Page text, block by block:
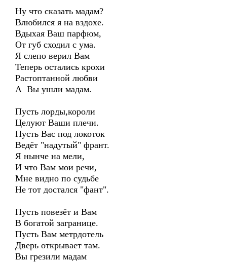
Ну что сказать мадам?
Влюбился я на вздохе.
Вдыхая Ваш парфюм,
От губ сходил с ума.
Я слепо верил Вам
Теперь остались крохи
Растоптанной любви
А Вы ушли мадам.
Пусть лорды,короли
Целуют Ваши плечи.
Пусть Вас под локоток
Ведёт "надутый" франт.
Я нынче на мели,
И что Вам мои речи,
Мне видно по судьбе
Не тот достался "фант".
Пусть повезёт и Вам
В богатой загранице.
Пусть Вам метрдотель
Дверь открывает там.
Вы грезили мадам